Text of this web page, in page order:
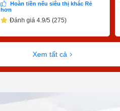
Hoàn tiền nếu siêu thị khác Rẻ
hơn
Đánh giá 4.9/5 (275)
Xem tất cả